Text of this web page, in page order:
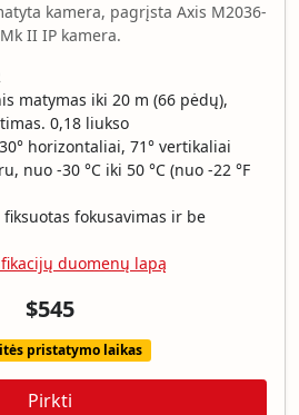
kamera, pagrįsta Axis M2036-
Mk II IP kamera.
matymas iki 20 m (66 pėdų),
0,18 liukso
horizontaliai, 71° vertikaliai
nuo -30 °C iki 50 °C (nuo -22 °F
fiksuotas fokusavimas ir be
duomenų lapą
$545
pristatymo laikas
Pirkti